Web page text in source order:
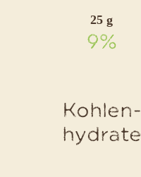
25 g
9%
Kohlen-
hydrate